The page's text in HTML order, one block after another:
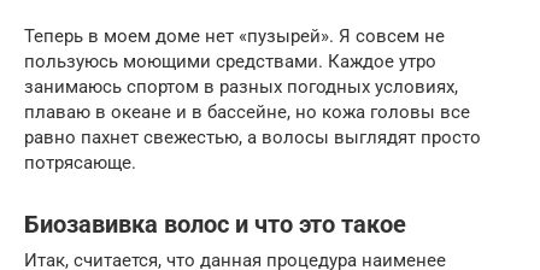
Теперь в моем доме нет «пузырей». Я совсем не
пользуюсь моющими средствами. Каждое утро
занимаюсь спортом в разных погодных условиях,
плаваю в океане и в бассейне, но кожа головы все
равно пахнет свежестью, а волосы выглядят просто
потрясающе.
Биозавивка волос и что это такое
Итак, считается, что данная процедура наименее